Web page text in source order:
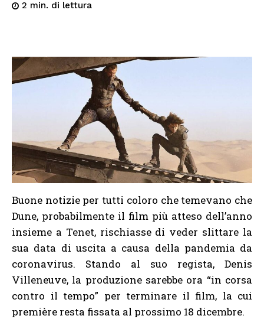
2 min. di lettura
Buone notizie per tutti coloro che temevano che
Dune, probabilmente il film più atteso dell’anno
insieme a Tenet, rischiasse di veder slittare la
sua data di uscita a causa della pandemia da
coronavirus. Stando al suo regista, Denis
Villeneuve, la produzione sarebbe ora “in corsa
contro il tempo” per terminare il film, la cui
première resta fissata al prossimo 18 dicembre.